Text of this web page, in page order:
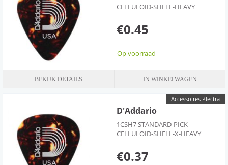
CELLULOID-SHELL-HEAVY
€0.45
Op voorraad
BEKIJK DETAILS IN WINKELWAGEN
Accessoires Plectra
D'Addario
1CSH7 STANDARD-PICK-
CELLULOID-SHELL-X-HEAVY
€0.37